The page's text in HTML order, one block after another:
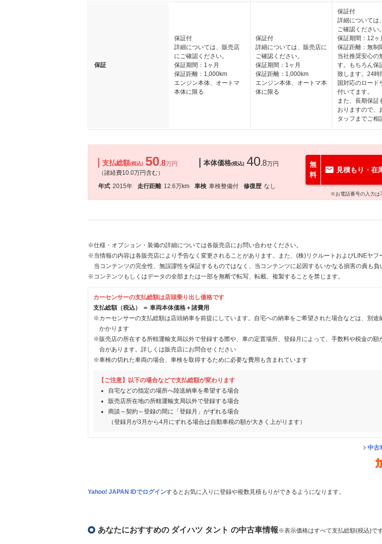
保証
保証付
詳細については、販売店
にご確認ください。
保証期間：1ヶ月
保証距離：1,000km
エンジン本体、オートマ
本体に限る
保証付
詳細については、販売店に
ご確認ください。
保証期間：1ヶ月
保証距離：1,000km
エンジン本体、オートマ本
体に限る
保証付
詳細については
ご確認ください。
保証期間：12ヶ
保証距離：無制
当社推奨安心の
す。もちろん保
致します。24時
国対応のロード
付いてます。
また、長期保証
おりますので、
タッフまでご相
支払総額(税込) 50.8万円
（諸経費10.0万円含む）
本体価格(税込) 40.8万円
年式 2015年 走行距離 12.6万km 車検 車検整備付 修復歴 なし
無
料
見積もり・在
※お電話番号の入力は
※仕様・オプション・装備の詳細については各販売店にお問い合わせください。
※当情報の内容は各販売店により予告なく変更されることがあります。また、(株)リクルートおよびLINEヤフ
当コンテンツの完全性、無誤謬性を保証するものではなく、当コンテンツに起因するいかなる損害の責も負
※コンテンツもしくはデータの全部または一部を無断で転写、転載、複製することを禁じます。
カーセンサーの支払総額は店頭乗り出し価格です
支払総額（税込） ＝ 車両本体価格＋諸費用
※カーセンサーの支払総額は店頭納車を前提にしています。自宅への納車をご希望された場合などは、別途
かかります
※販売店の所在する所轄運輸支局以外で登録する際や、車の定置場所、登録月によって、手数料や税金の額
合があります。詳しくは販売店にお問合せください
※車検の切れた車両の場合、車検を取得するために必要な費用も含まれています
【ご注意】以下の場合などで支払総額が変わります
自宅などの指定の場所へ陸送納車を希望する場合
販売店所在地の所轄運輸支局以外で登録する場合
商談～契約～登録の間に「登録月」がずれる場合
（登録月が3月から4月にずれる場合は自動車税の額が大きく上がります）
中古
Yahoo! JAPAN IDでログインするとお気に入りに登録や複数見積もりができるようになります。
あなたにおすすめの ダイハツ タント の中古車情報※表示価格はすべて支払総額(税込)で